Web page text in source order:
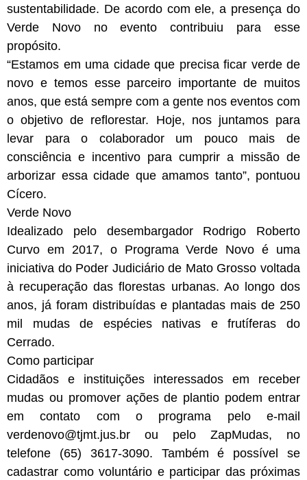
sustentabilidade. De acordo com ele, a presença do
Verde Novo no evento contribuiu para esse
propósito.
“Estamos em uma cidade que precisa ficar verde de
novo e temos esse parceiro importante de muitos
anos, que está sempre com a gente nos eventos com
o objetivo de reflorestar. Hoje, nos juntamos para
levar para o colaborador um pouco mais de
consciência e incentivo para cumprir a missão de
arborizar essa cidade que amamos tanto”, pontuou
Cícero.
Verde Novo
Idealizado pelo desembargador Rodrigo Roberto
Curvo em 2017, o Programa Verde Novo é uma
iniciativa do Poder Judiciário de Mato Grosso voltada
à recuperação das florestas urbanas. Ao longo dos
anos, já foram distribuídas e plantadas mais de 250
mil mudas de espécies nativas e frutíferas do
Cerrado.
Como participar
Cidadãos e instituições interessados em receber
mudas ou promover ações de plantio podem entrar
em contato com o programa pelo e-mail
verdenovo@tjmt.jus.br ou pelo ZapMudas, no
telefone (65) 3617-3090. Também é possível se
cadastrar como voluntário e participar das próximas